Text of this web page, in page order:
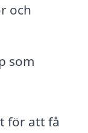
och
som
för att få